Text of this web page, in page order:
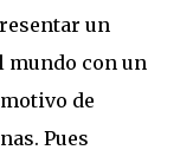
un
mundo con un
de
Pues